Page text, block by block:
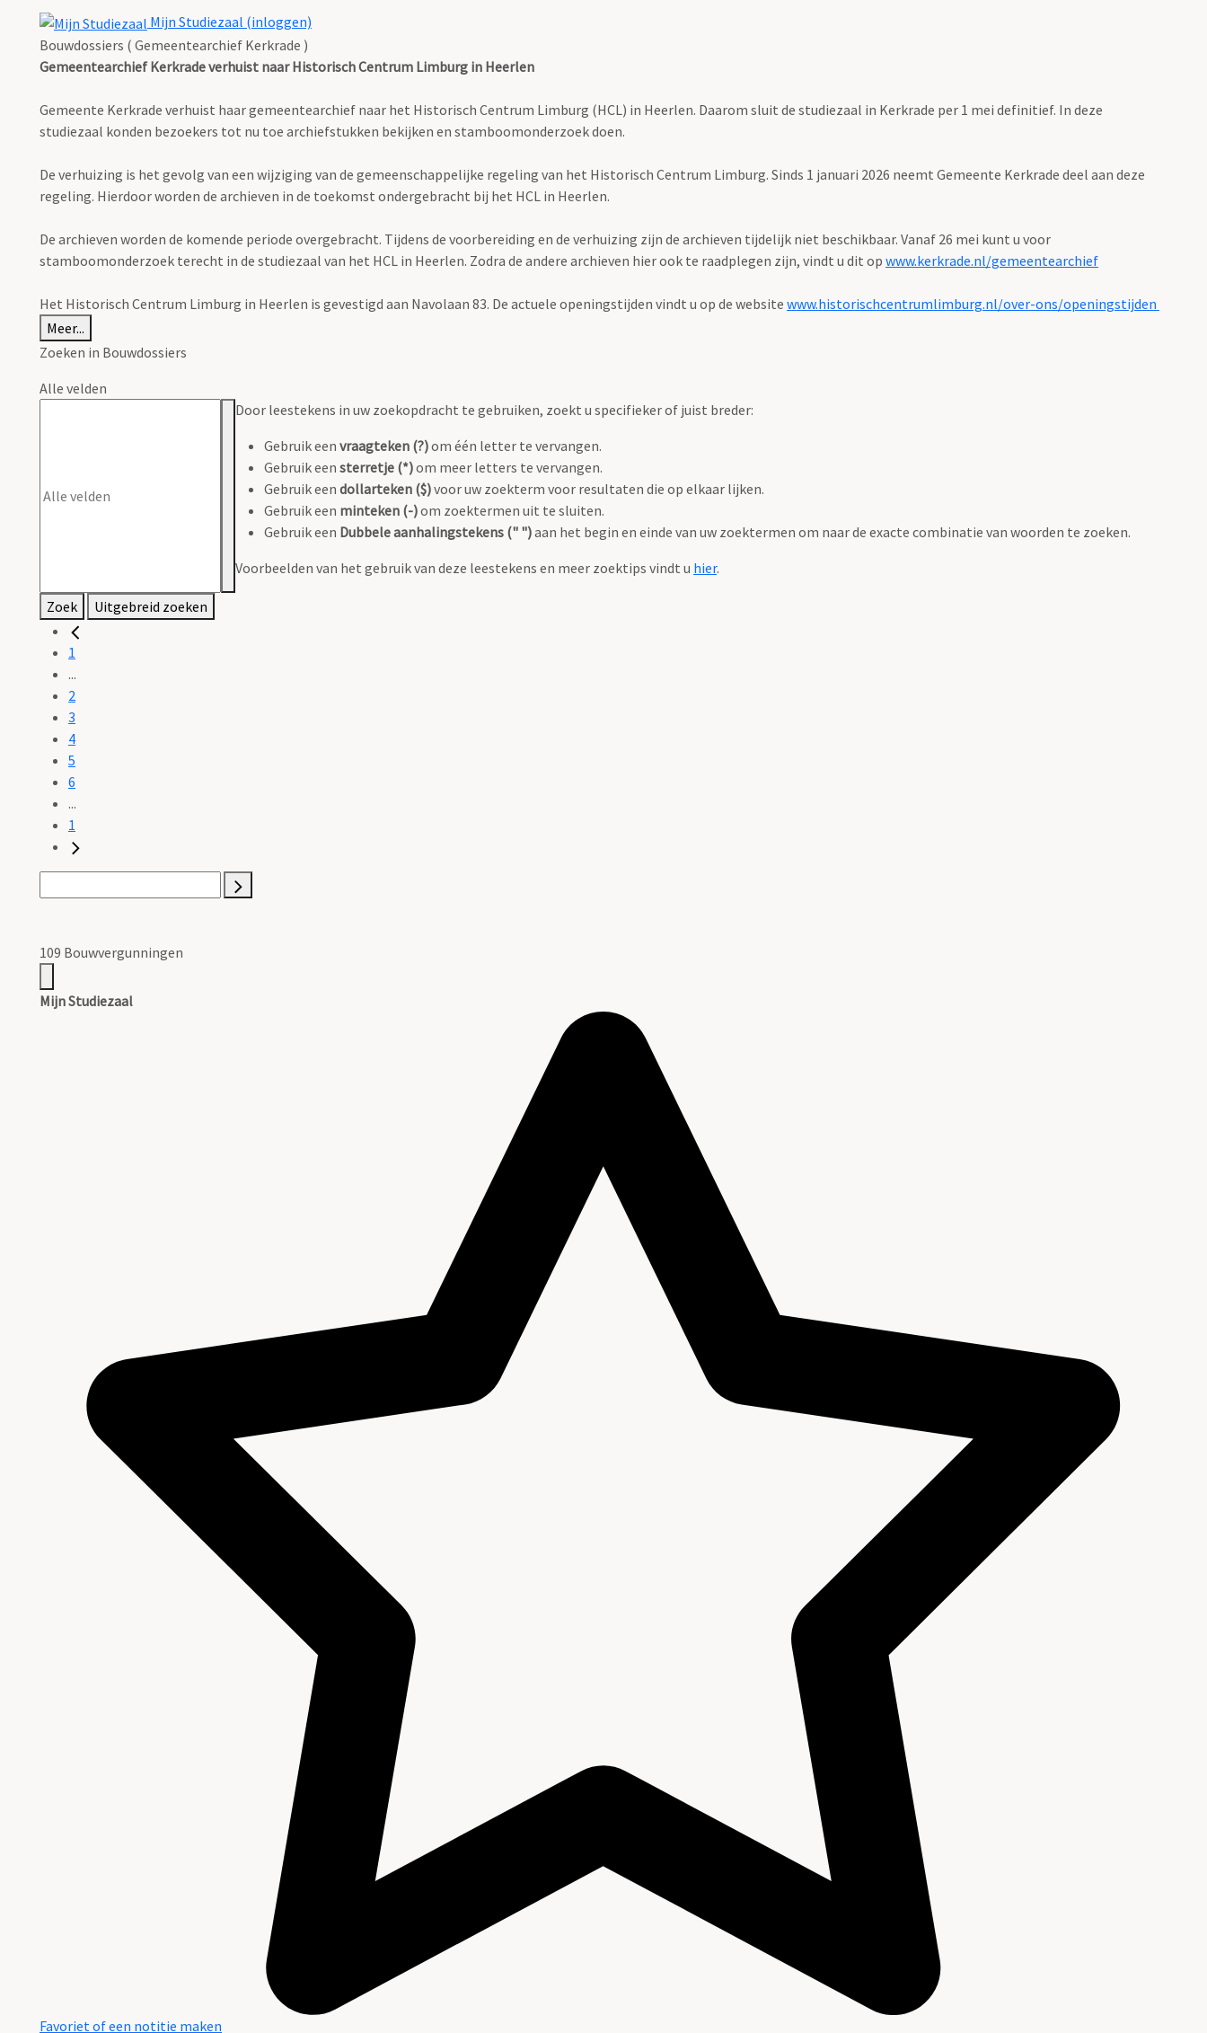
Mijn Studiezaal (inloggen)
Bouwdossiers ( Gemeentearchief Kerkrade )
Gemeentearchief Kerkrade verhuist naar Historisch Centrum Limburg in Heerlen
Gemeente Kerkrade verhuist haar gemeentearchief naar het Historisch Centrum Limburg (HCL) in Heerlen. Daarom sluit de studiezaal in Kerkrade per 1 mei definitief. In deze
studiezaal konden bezoekers tot nu toe archiefstukken bekijken en stamboomonderzoek doen.
De verhuizing is het gevolg van een wijziging van de gemeenschappelijke regeling van het Historisch Centrum Limburg. Sinds 1 januari 2026 neemt Gemeente Kerkrade deel aan deze
regeling. Hierdoor worden de archieven in de toekomst ondergebracht bij het HCL in Heerlen.
De archieven worden de komende periode overgebracht. Tijdens de voorbereiding en de verhuizing zijn de archieven tijdelijk niet beschikbaar. Vanaf 26 mei kunt u voor
stamboomonderzoek terecht in de studiezaal van het HCL in Heerlen. Zodra de andere archieven hier ook te raadplegen zijn, vindt u dit op www.kerkrade.nl/gemeentearchief
Het Historisch Centrum Limburg in Heerlen is gevestigd aan Navolaan 83. De actuele openingstijden vindt u op de website www.historischcentrumlimburg.nl/over-ons/openingstijden
Meer...
Zoeken in Bouwdossiers
Alle velden
Door leestekens in uw zoekopdracht te gebruiken, zoekt u specifieker of juist breder:
Gebruik een vraagteken (?)om één letter te vervangen.
Gebruik een sterretje (*)om meer letters te vervangen.
Gebruik een dollarteken ($)voor uw zoekterm voor resultaten die op elkaar lijken.
Gebruik een minteken (-)om zoektermen uit te sluiten.
Gebruik een Dubbele aanhalingstekens (" ")aan het begin en einde van uw zoektermen om naar de exacte combinatie van woorden te zoeken.
Voorbeelden van het gebruik van deze leestekens en meer zoektips vindt u hier.
Zoek Uitgebreid zoeken
1
...
2
3
4
5
6
...
1
109 Bouwvergunningen
Mijn Studiezaal
Favoriet of een notitie maken